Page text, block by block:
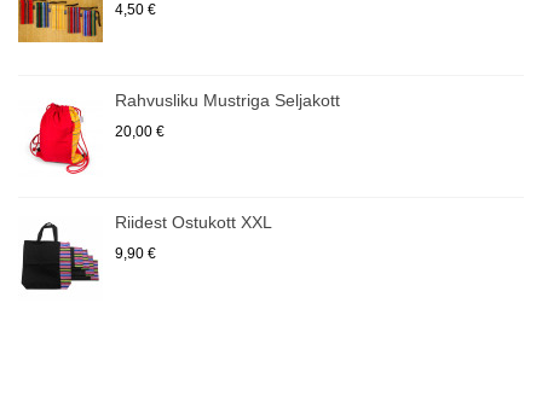
4,50 €
Rahvusliku Mustriga Seljakott
20,00 €
Riidest Ostukott XXL
9,90 €